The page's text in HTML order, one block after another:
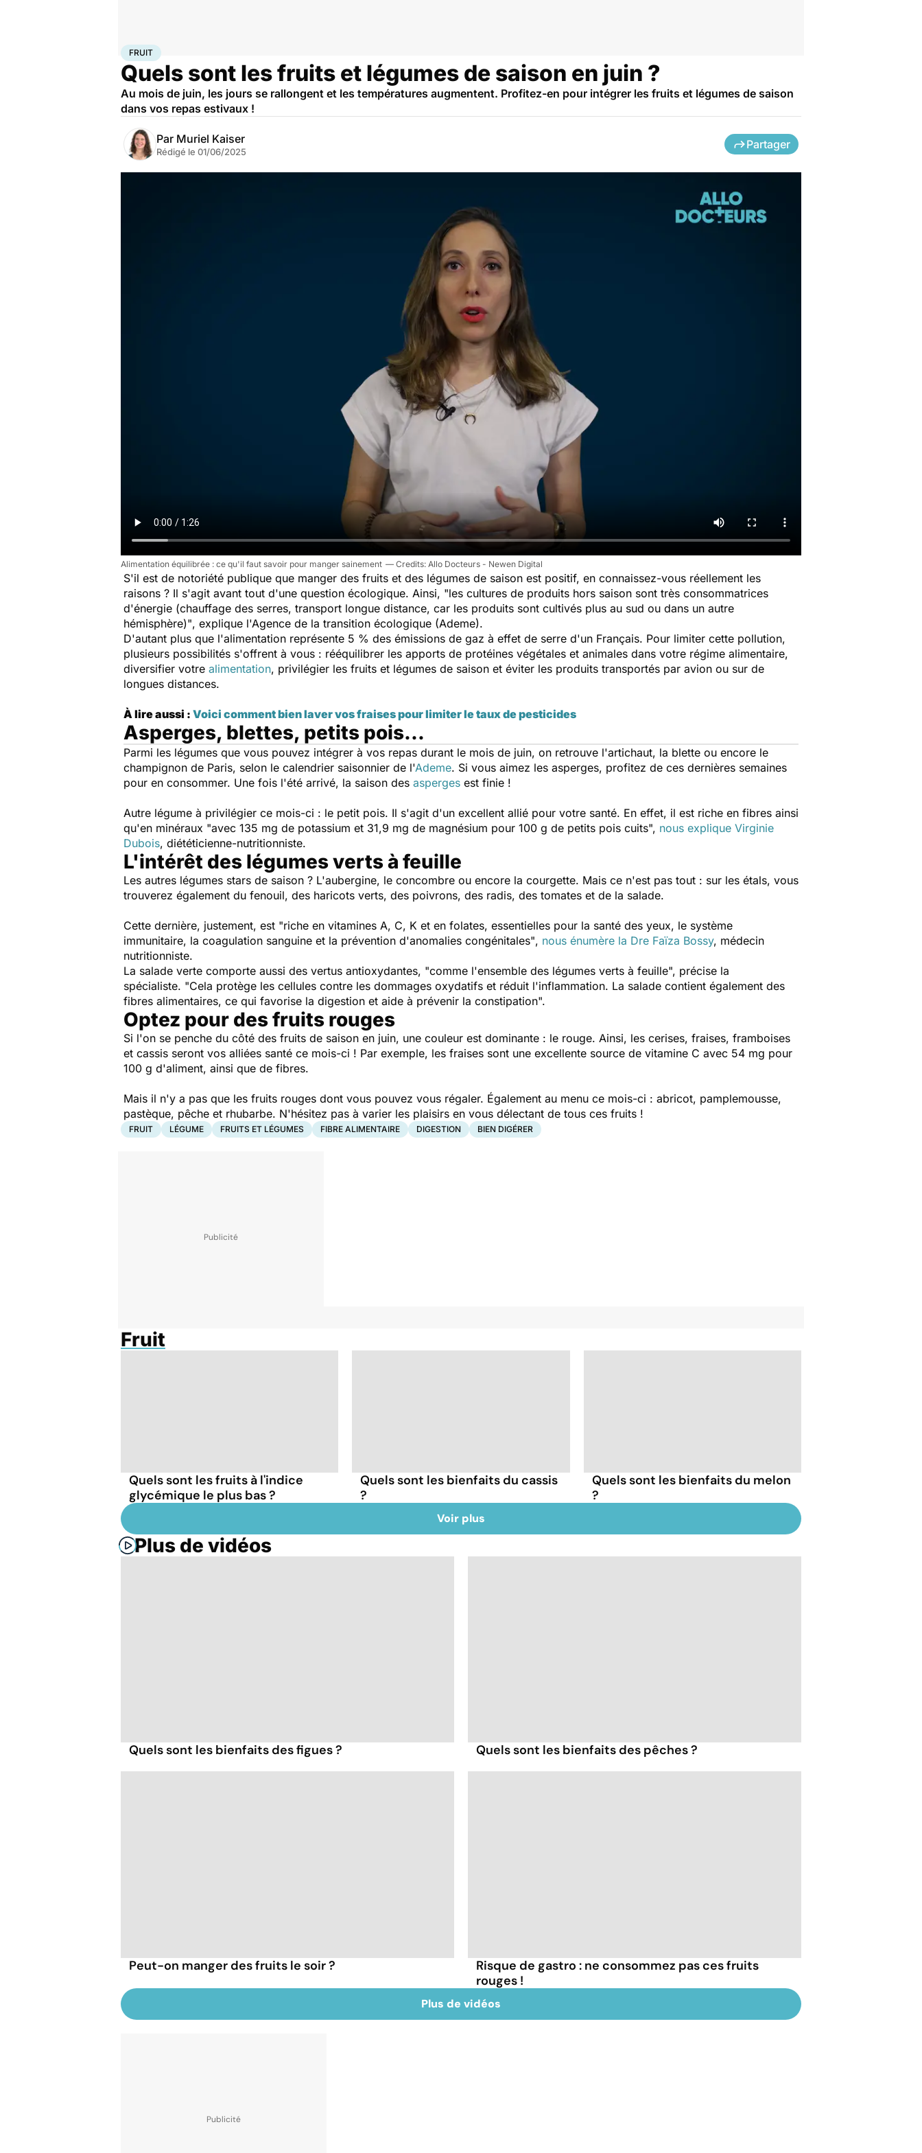
AccueilBien-être
FRUIT
Quels sont les fruits et légumes de saison en juin ?
Au mois de juin, les jours se rallongent et les températures augmentent. Profitez-en pour intégrer les fruits et légumes de saison
dans vos repas estivaux !
Par Muriel Kaiser
Rédigé le 01/06/2025
Partager
Alimentation équilibrée : ce qu'il faut savoir pour manger sainement Allo Docteurs - Newen Digital
S'il est de notoriété publique que manger des fruits et des légumes de saison est positif, en connaissez-vous réellement les
raisons ? Il s'agit avant tout d'une question écologique. Ainsi, "les cultures de produits hors saison sont très consommatrices
d'énergie (chauffage des serres, transport longue distance, car les produits sont cultivés plus au sud ou dans un autre
hémisphère)", explique l'Agence de la transition écologique (Ademe).
D'autant plus que l'alimentation représente 5 % des émissions de gaz à effet de serre d'un Français. Pour limiter cette pollution,
plusieurs possibilités s'offrent à vous : rééquilibrer les apports de protéines végétales et animales dans votre régime alimentaire,
diversifier votre alimentation, privilégier les fruits et légumes de saison et éviter les produits transportés par avion ou sur de
longues distances.
À lire aussi : Voici comment bien laver vos fraises pour limiter le taux de pesticides
Asperges, blettes, petits pois...
Parmi les légumes que vous pouvez intégrer à vos repas durant le mois de juin, on retrouve l'artichaut, la blette ou encore le
champignon de Paris, selon le calendrier saisonnier de l'Ademe. Si vous aimez les asperges, profitez de ces dernières semaines
pour en consommer. Une fois l'été arrivé, la saison des asperges est finie !
Autre légume à privilégier ce mois-ci : le petit pois. Il s'agit d'un excellent allié pour votre santé. En effet, il est riche en fibres ainsi
qu'en minéraux "avec 135 mg de potassium et 31,9 mg de magnésium pour 100 g de petits pois cuits", nous explique Virginie
Dubois, diététicienne-nutritionniste.
L'intérêt des légumes verts à feuille
Les autres légumes stars de saison ? L'aubergine, le concombre ou encore la courgette. Mais ce n'est pas tout : sur les étals, vous
trouverez également du fenouil, des haricots verts, des poivrons, des radis, des tomates et de la salade.
Cette dernière, justement, est "riche en vitamines A, C, K et en folates, essentielles pour la santé des yeux, le système
immunitaire, la coagulation sanguine et la prévention d'anomalies congénitales", nous énumère la Dre Faïza Bossy, médecin
nutritionniste.
La salade verte comporte aussi des vertus antioxydantes, "comme l'ensemble des légumes verts à feuille", précise la
spécialiste. "Cela protège les cellules contre les dommages oxydatifs et réduit l'inflammation. La salade contient également des
fibres alimentaires, ce qui favorise la digestion et aide à prévenir la constipation".
Optez pour des fruits rouges
Si l'on se penche du côté des fruits de saison en juin, une couleur est dominante : le rouge. Ainsi, les cerises, fraises, framboises
et cassis seront vos alliées santé ce mois-ci ! Par exemple, les fraises sont une excellente source de vitamine C avec 54 mg pour
100 g d'aliment, ainsi que de fibres.
Mais il n'y a pas que les fruits rouges dont vous pouvez vous régaler. Également au menu ce mois-ci : abricot, pamplemousse,
pastèque, pêche et rhubarbe. N'hésitez pas à varier les plaisirs en vous délectant de tous ces fruits !
FRUIT LÉGUME FRUITS ET LÉGUMES FIBRE ALIMENTAIRE DIGESTION BIEN DIGÉRER
Fruit
Quels sont les fruits à l'indice
glycémique le plus bas ?
Quels sont les bienfaits du cassis
?
Quels sont les bienfaits du melon
?
Voir plus
Plus de vidéos
Quels sont les bienfaits des figues ? Quels sont les bienfaits des pêches ?
Peut-on manger des fruits le soir ?
Risque de gastro : ne consommez pas ces fruits
rouges !
Plus de vidéos